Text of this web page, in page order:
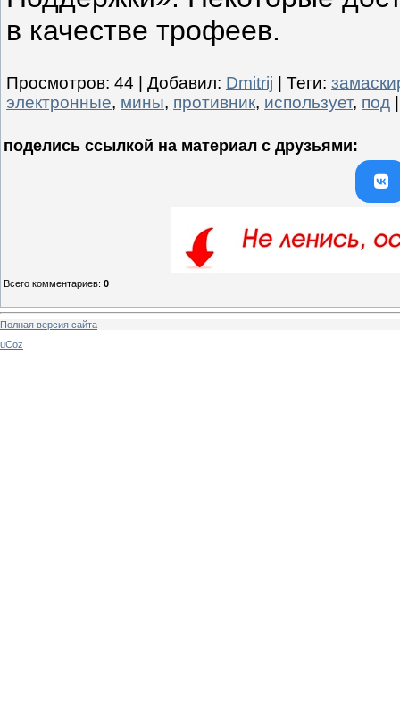
в качестве трофеев.
Просмотров: 44 Добавил: Dmitrij Теги:
электронные, мины, противник, использует, под
поделись ссылкой на материал c друзьями:
Всего комментариев: 0
Полная версия сайта
uCoz